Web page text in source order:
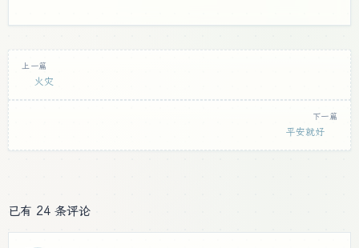
上一篇
火灾
下一篇
平安就好
已有 24 条评论